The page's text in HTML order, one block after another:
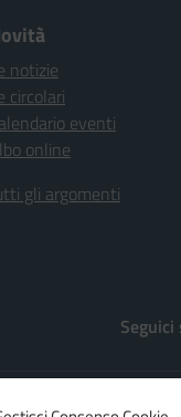
notizie
circolari
eventi
online
gli argomenti
Seguici